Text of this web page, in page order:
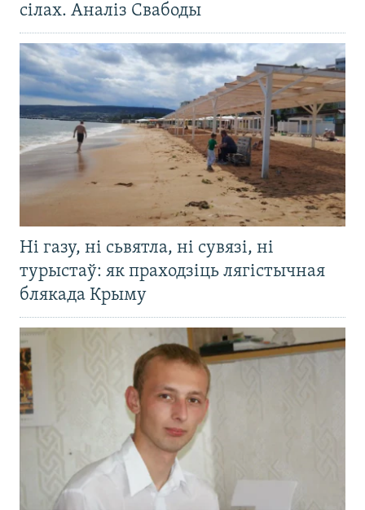
сілах. Аналіз Свабоды
Ні газу, ні сьвятла, ні сувязі, ні
турыстаў: як праходзіць лягістычная
блякада Крыму